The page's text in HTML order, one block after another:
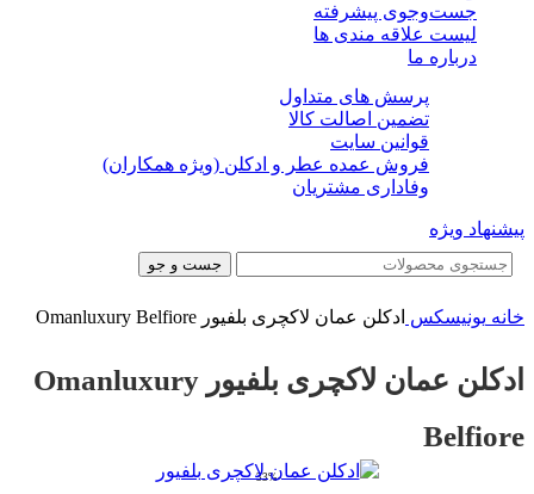
جست‌وجوی پیشرفته
لیست علاقه مندی ها
درباره ما
پرسش های متداول
تضمین اصالت کالا
قوانین سایت
فروش عمده عطر و ادکلن (ویژه همکاران)
وفاداری مشتریان
پیشنهاد ویژه
جست و جو
خانه یونیسکس ادکلن عمان لاکچری بلفیور Omanluxury Belfiore
ادکلن عمان لاکچری بلفیور Omanluxury
Belfiore
-33%